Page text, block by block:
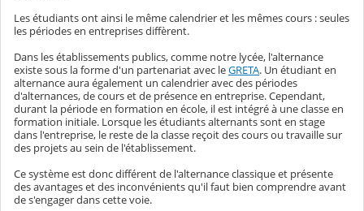
Les étudiants ont ainsi le même calendrier et les mêmes cours : seules
les périodes en entreprises diffèrent.
Dans les établissements publics, comme notre lycée, l'alternance
existe sous la forme d'un partenariat avec leGRETA. Un étudiant en
alternance aura également un calendrier avec des périodes
d'alternances, de cours et de présence en entreprise. Cependant,
durant la période en formation en école, il est intégré à une classe en
formation initiale. Lorsque les étudiants alternants sont en stage
dans l'entreprise, le reste de la classe reçoit des cours ou travaille sur
des projets au sein de l'établissement.
Ce système est donc différent de l'alternance classique et présente
des avantages et des inconvénients qu'il faut bien comprendre avant
de s'engager dans cette voie.